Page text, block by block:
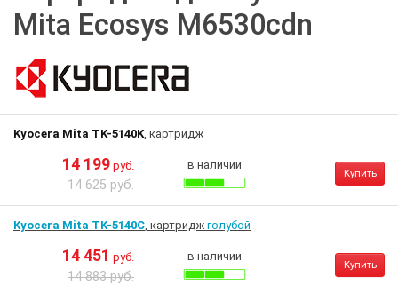
Mita Ecosys M6530cdn
Kyocera Mita TK-5140K, картридж
14 199 руб.
14 625 руб.
в наличии
Купить
Kyocera Mita TK-5140C, картридж голубой
14 451 руб.
14 883 руб.
в наличии
Купить